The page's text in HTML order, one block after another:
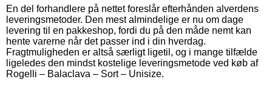
En del forhandlere på nettet foreslår efterhånden alverdens
leveringsmetoder. Den mest almindelige er nu om dage
levering til en pakkeshop, fordi du på den måde nemt kan
hente varerne når det passer ind i din hverdag.
Fragtmuligheden er altså særligt ligetil, og i mange tilfælde
ligeledes den mindst kostelige leveringsmetode ved køb af
Rogelli – Balaclava – Sort – Unisize.